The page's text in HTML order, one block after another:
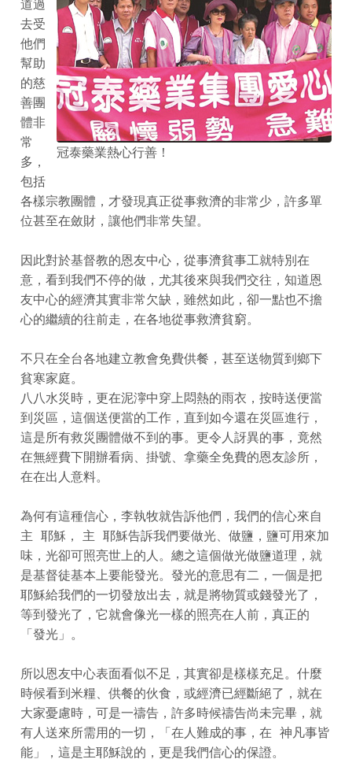
冠泰藥業熱心行善！
道過
去受
他們
幫助
的慈
善團
體非
常
多，
包括
各樣宗教團體，才發現真正從事救濟的非常少，許多單
位甚至在斂財，讓他們非常失望。
因此對於基督教的恩友中心，從事濟貧事工就特別在
意，看到我們不停的做，尤其後來與我們交往，知道恩
友中心的經濟其實非常欠缺，雖然如此，卻一點也不擔
心的繼續的往前走，在各地從事救濟貧窮。
不只在全台各地建立教會免費供餐，甚至送物質到鄉下
貧寒家庭。
八八水災時，更在泥濘中穿上悶熱的雨衣，按時送便當
到災區，這個送便當的工作，直到如今還在災區進行，
這是所有救災團體做不到的事。更令人訝異的事，竟然
在無經費下開辦看病、掛號、拿藥全免費的恩友診所，
在在出人意料。
為何有這種信心，李執牧就告訴他們，我們的信心來自
主 耶穌， 主 耶穌告訴我們要做光、做鹽，鹽可用來加
味，光卻可照亮世上的人。總之這個做光做鹽道理，就
是基督徒基本上要能發光。發光的意思有二，一個是把
耶穌給我們的一切發放出去，就是將物質或錢發光了，
等到發光了，它就會像光一樣的照亮在人前，真正的
「發光」。
所以恩友中心表面看似不足，其實卻是樣樣充足。什麼
時候看到米糧、供餐的伙食，或經濟已經斷絕了，就在
大家憂慮時，可是一禱告，許多時候禱告尚未完畢，就
有人送來所需用的一切，「在人難成的事，在 神凡事皆
能」，這是主耶穌說的，更是我們信心的保證。